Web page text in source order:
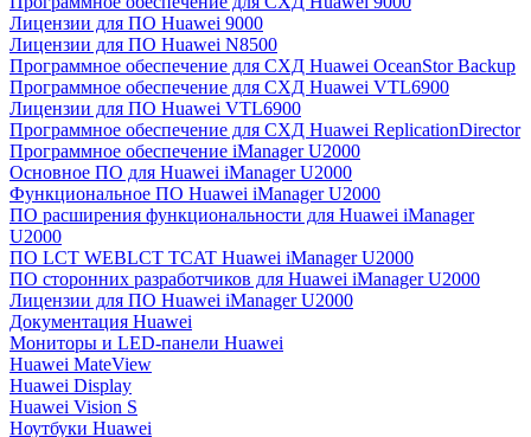
Лицензии для ПО Huawei 9000
Лицензии для ПО Huawei N8500
Программное обеспечение для СХД Huawei OceanStor Backup
Программное обеспечение для СХД Huawei VTL6900
Лицензии для ПО Huawei VTL6900
Программное обеспечение для СХД Huawei ReplicationDirector
Программное обеспечение iManager U2000
Основное ПО для Huawei iManager U2000
Функциональное ПО Huawei iManager U2000
ПО расширения функциональности для Huawei iManager
U2000
ПО LCT WEBLCT TCAT Huawei iManager U2000
ПО сторонних разработчиков для Huawei iManager U2000
Лицензии для ПО Huawei iManager U2000
Документация Huawei
Мониторы и LED-панели Huawei
Huawei MateView
Huawei Display
Huawei Vision S
Ноутбуки Huawei